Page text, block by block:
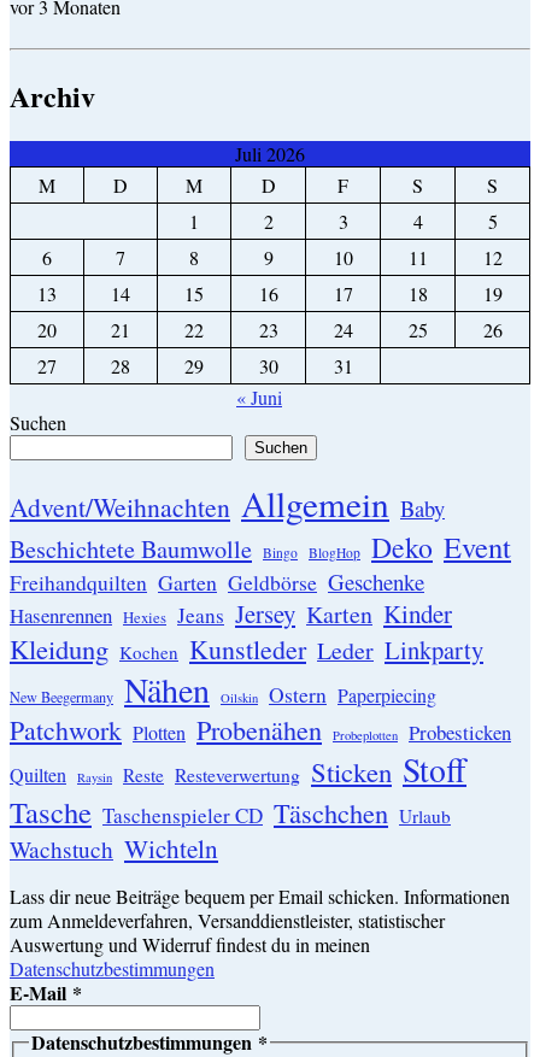
vor 3 Monaten
Archiv
Juli 2026
M
D M D F S
S
1
2 3 4
5
6
7 8 9 10 11
12
13
14 15 16 17 18
19
20
21 22 23 24 25
26
27
28 29 30
31
« Juni
Suchen
Suchen
Advent/Weihnachten Allgemein Baby
Beschichtete Baumwolle Bingo BlogHop Deko Event
Freihandquilten Garten Geldbörse Geschenke
Hasenrennen Hexies Jeans Jersey Karten Kinder
Kleidung Kochen Kunstleder Leder Linkparty
New Beegermany Nähen Oilskin Ostern Paperpiecing
Patchwork Plotten Probenähen Probeplotten Probesticken
Quilten Raysin Reste Resteverwertung Sticken Stoff
Tasche Taschenspieler CD Täschchen Urlaub
Wachstuch Wichteln
Lass dir neue Beiträge bequem per Email schicken. Informationen
zum Anmeldeverfahren, Versanddienstleister, statistischer
Auswertung und Widerruf findest du in meinen
Datenschutzbestimmungen
E-Mail *
Datenschutzbestimmungen *